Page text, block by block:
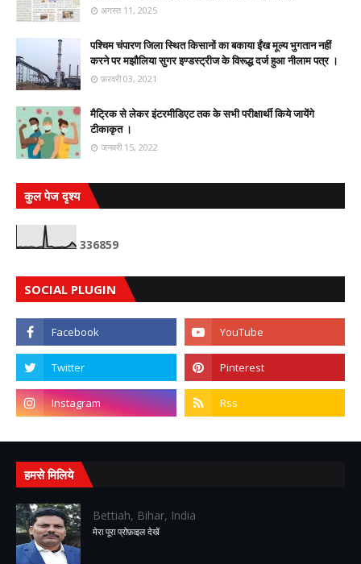
अगस्त 11, 2025
पश्चिम चंपारण जिला स्थित किसानों का बकाया ईंख मूल्य भुगतान नहीं
करने पर मझौलिया सुगर इण्डस्ट्रीज के विरूद्ध दर्ज हुआ नीलाम पत्र ।
फ़रवरी 03, 2021
मैट्रिक से लेकर इंटरमीडिएट तक के सभी परीक्षार्थी किये जायेंगे
टीकाकृत ।
जनवरी 15, 2022
कुल पेज दृश्य
336859
SOCIAL PLUGIN
हमसे मिलिये
Bettiah, Bihar, India
मेरा पूरा प्रोफ़ाइल देखें